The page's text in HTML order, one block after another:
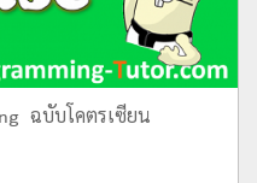
ฉบับโคตรเซียน